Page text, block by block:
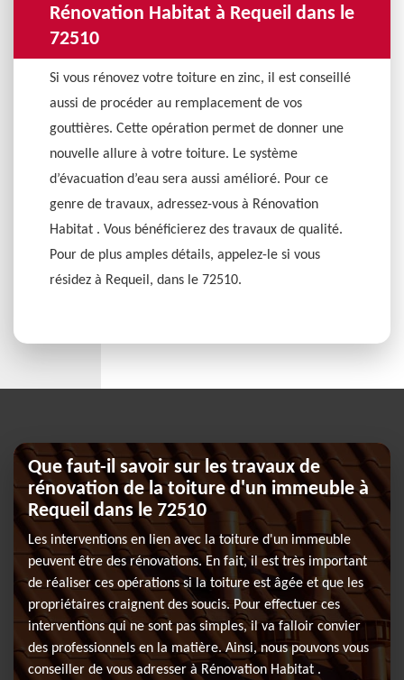
Rénovation Habitat à Requeil dans le
72510
Si vous rénovez votre toiture en zinc, il est conseillé
aussi de procéder au remplacement de vos
gouttières. Cette opération permet de donner une
nouvelle allure à votre toiture. Le système
d’évacuation d’eau sera aussi amélioré. Pour ce
genre de travaux, adressez-vous à Rénovation
Habitat . Vous bénéficierez des travaux de qualité.
Pour de plus amples détails, appelez-le si vous
résidez à Requeil, dans le 72510.
Que faut-il savoir sur les travaux de
rénovation de la toiture d'un immeuble à
Requeil dans le 72510
Les interventions en lien avec la toiture d'un immeuble
peuvent être des rénovations. En fait, il est très important
de réaliser ces opérations si la toiture est âgée et que les
propriétaires craignent des soucis. Pour effectuer ces
interventions qui ne sont pas simples, il va falloir convier
des professionnels en la matière. Ainsi, nous pouvons vous
conseiller de vous adresser à Rénovation Habitat .